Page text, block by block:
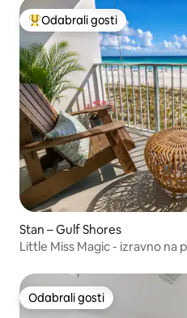
Među najviše rangiranima s
Odabrali gosti
Stan – Gulf Shores
Little Miss Magic - izravno na
Odabrali gosti
Odabrali gosti